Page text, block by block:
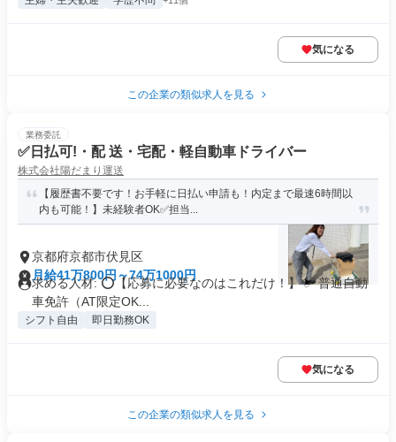
気になる
この企業の類似求人を見る
業務委託
✅日払可!・配 送・宅配・軽自動車ドライバー
株式会社陽だまり運送
【履歴書不要です！お手軽に日払い申請も！内定まで最速6時間以
内も可能！】未経験者OK✅担当...
京都府京都市伏見区
月給41万800円～74万1000円
求める人材: ⭕️【応募に必要なのはこれだけ！】 ✅ 普通自動
車免許（AT限定OK...
シフト自由 即日勤務OK
気になる
この企業の類似求人を見る